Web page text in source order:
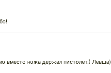
вместо ножа держал пистолет.) Левша)